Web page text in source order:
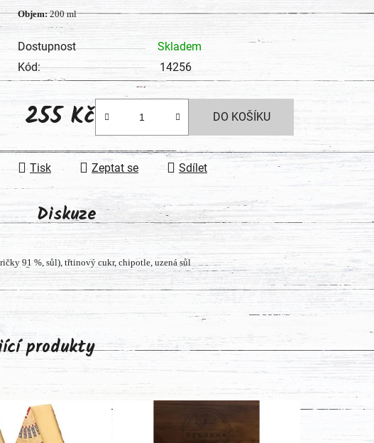
Objem:200 ml
Dostupnost
Skladem
Kód:
14256
255 Kč
Měrná cena:
DO KOŠÍKU
Tisk Zeptat se Sdílet
Diskuze
91 %, sůl), třtinový cukr, chipotle, uzená sůl
produkty